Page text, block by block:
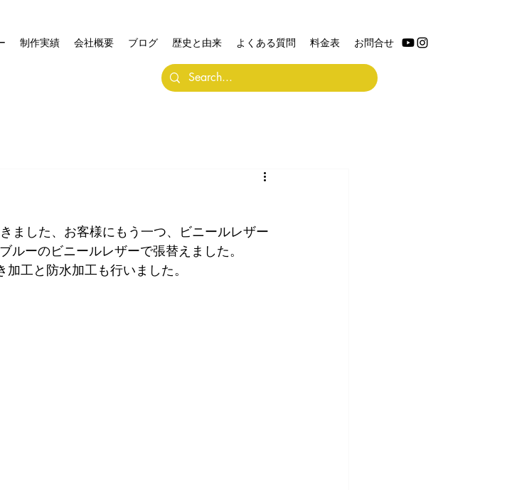
制作実績 会社概要 ブログ 歴史と由来 よくある質問 料金表 お問合せ
ました、お客様にもう一つ、ビニールレザー
ルーのビニールレザーで張替えました。
工と防水加工も行いました。